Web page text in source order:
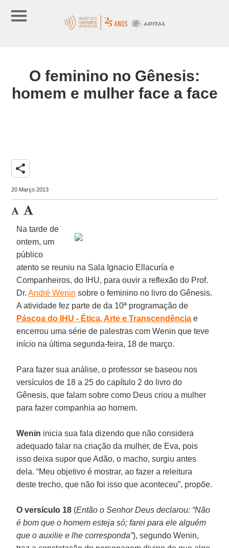
O feminino no Gênesis:
homem e mulher face a face
share
20 Março 2013
Na tarde de
ontem, um
público
atento se reuniu na Sala Ignacio Ellacuría e
Companheiros, do IHU, para ouvir a reflexão do Prof.
Dr.André Wenin sobre o feminino no livro do Gênesis.
A atividade fez parte de da 10ª programação de
Páscoa do IHU - Ética, Arte e Transcendência e
encerrou uma série de palestras com Wenin que teve
início na última segunda-feira, 18 de março.
Para fazer sua análise, o professor se baseou nos
versículos de 18 a 25 do capítulo 2 do livro do
Gênesis, que falam sobre como Deus criou a mulher
para fazer companhia ao homem.
Wenin inicia sua fala dizendo que não considera
adequado falar na criação da mulher, de Eva, pois
isso deixa supor que Adão, o macho, surgiu antes
dela. “Meu objetivo é mostrar, ao fazer a releitura
deste trecho, que não foi isso que aconteceu”, propõe.
O versículo 18 (Então o Senhor Deus declarou: “Não
é bom que o homem esteja só; farei para ele alguém
que o auxilie e lhe corresponda”), segundo Wenin,